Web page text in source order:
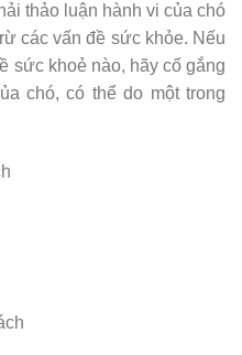
thảo luận hành vi của chó
các vấn đề sức khỏe. Nếu
sức khoẻ nào, hãy cố gắng
chó, có thể do một trong